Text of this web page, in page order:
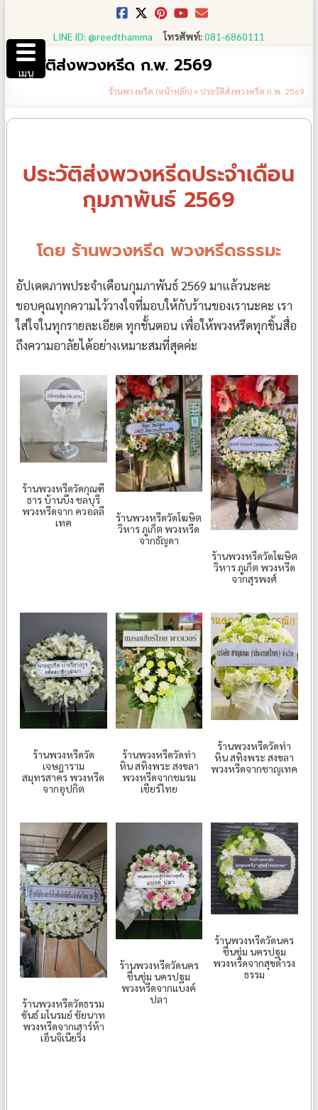
content
LINE ID: @reedthamma โทรศัพท์:081-6860111
ประวัติส่งพวงหรีด ก.พ. 2569
ร้านพวงหรีด (หน้าหลัก)»ประวัติส่งพวงหรีด ก.พ. 2569
ประวัติส่งพวงหรีดประจำเดือน
กุมภาพันธ์ 2569
โดย ร้านพวงหรีด พวงหรีดธรรมะ
อัปเดตภาพประจำเดือนกุมภาพันธ์ 2569 มาแล้วนะคะ
ขอบคุณทุกความไว้วางใจที่มอบให้กับร้านของเรานะคะ เรา
ใส่ใจในทุกรายละเอียด ทุกชั้นตอน เพื่อให้พวงหรีดทุกชิ้นสื่อ
ถึงความอาลัยได้อย่างเหมาะสมที่สุดค่ะ
ร้านพวงหรีดวัดกุณฑี
ธาร บ้านบึง ชลบุรี
พวงหรีดจาก ควอลลี
เทค
ร้านพวงหรีดวัดโฆษิต
วิหาร ภูเก็ต พวงหรีด
จากธัญดา
ร้านพวงหรีดวัดโฆษิต
วิหาร ภูเก็ต พวงหรีด
จากสุรพงศ์
ร้านพวงหรีดวัด
เจษฎาราม
สมุทรสาคร พวงหรีด
จากอุปกิต
ร้านพวงหรีดวัดท่า
หิน สทิงพระ สงขลา
พวงหรีดจากชมรม
เชียร์ไทย
ร้านพวงหรีดวัดท่า
หิน สทิงพระ สงขลา
พวงหรีดจากชาญเทค
ร้านพวงหรีดวัดธรรม
ขันธ์ มโนรมย์ ชัยนาท
พวงหรีดจากเสาร์ห้า
เอ็นจิเนียริ่ง
ร้านพวงหรีดวัดนคร
ชื่นชุ่ม นครปฐม
พวงหรีดจากแบงค์
ปลา
ร้านพวงหรีดวัดนคร
ชื่นชุ่ม นครปฐม
พวงหรีดจากสุขดำรง
ธรรม
เมนู